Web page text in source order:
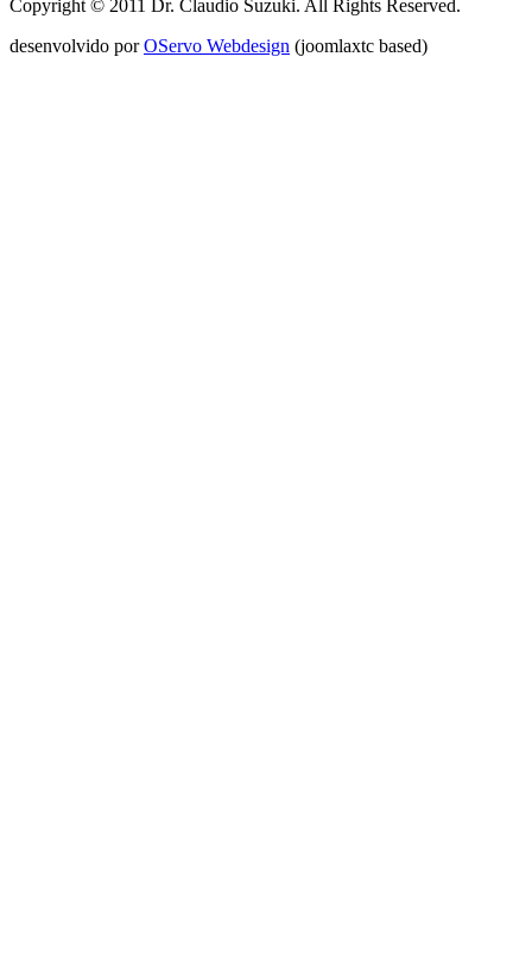
Copyright © 2011 Dr. Claudio Suzuki. All Rights Reserved.
desenvolvido porOServo Webdesign (joomlaxtc based)